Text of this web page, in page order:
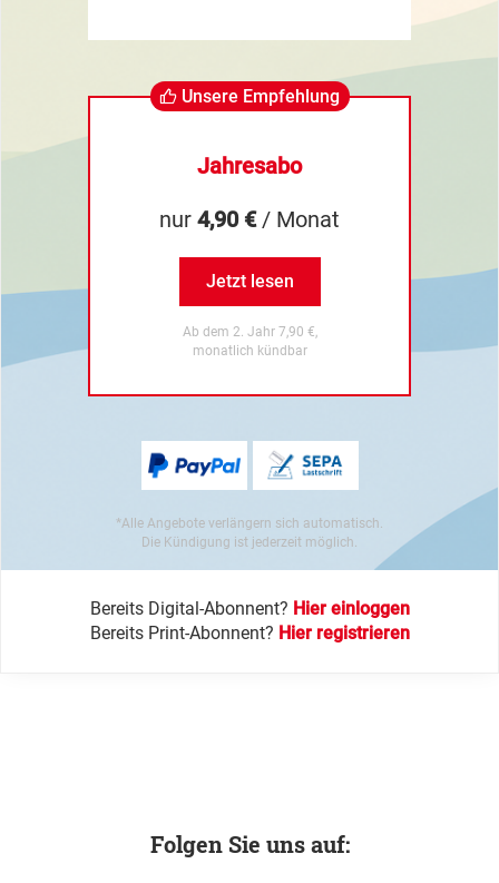
Unsere Empfehlung
Jahresabo
nur 4,90 €/ Monat
Jetzt lesen
Ab dem 2. Jahr 7,90 €,
monatlich kündbar
*Alle Angebote verlängern sich automatisch.
Die Kündigung ist jederzeit möglich.
Bereits Digital-Abonnent? Hier einloggen
Bereits Print-Abonnent? Hier registrieren
Folgen Sie uns auf: